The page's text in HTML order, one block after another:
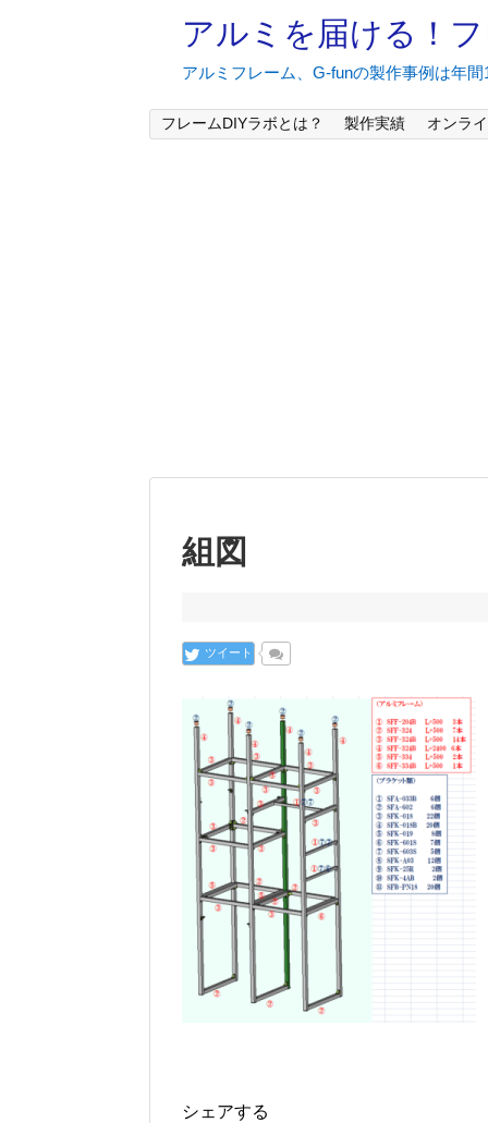
アルミを届ける！
アルミフレーム、G-funの製作事例は年
フレームDIYラボとは？ 製作実績 オンラ
組図
ツイート
シェアする